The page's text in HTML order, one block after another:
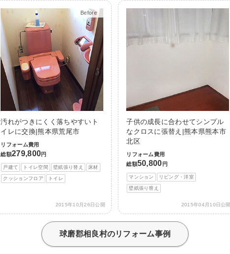
Before
After
汚れがつきにくく落ちやすいト
イレに交換|熊本県荒尾市
リフォーム費用
総額279,800円
戸建て トイレ空間 壁紙張り替え 床材
クッションフロア トイレ
2015年10月26日公開
子供の成長に合わせてシンプル
なクロスに張替え|熊本県熊本市
北区
リフォーム費用
総額50,800 円
マンション リビング・洋室
壁紙張り替え
2015年04月10日公開
球磨郡相良村のリフォーム事例